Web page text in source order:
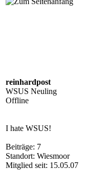
reinhardpost
WSUS Neuling
Offline
I hate WSUS!
Beiträge: 7
Standort: Wiesmoor
Mitglied seit: 15.05.07